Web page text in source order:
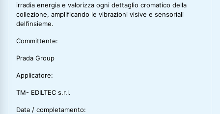
irradia energia e valorizza ogni dettaglio cromatico della
collezione, amplificando le vibrazioni visive e sensoriali
dell’insieme.
Committente:
Prada Group
Applicatore:
TM- EDILTEC s.r.l.
Data / completamento: